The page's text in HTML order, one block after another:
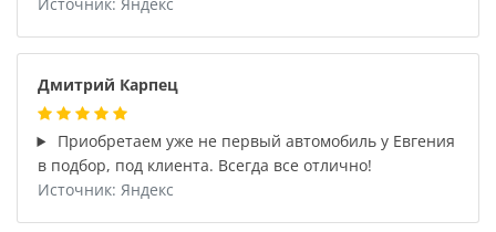
Дмитрий Карпец
Приобретаем уже не первый автомобиль у Евгения
в подбор, под клиента. Всегда все отлично!
Источник: Яндекс